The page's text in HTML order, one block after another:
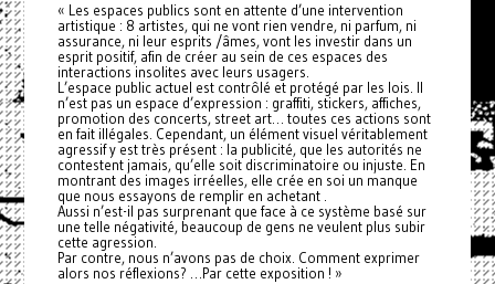
« Les espaces publics sont en attente d’une intervention
artistique : 8 artistes, qui ne vont rien vendre, ni parfum, ni
assurance, ni leur esprits /âmes, vont les investir dans un
esprit positif, afin de créer au sein de ces espaces des
interactions insolites avec leurs usagers.
L’espace public actuel est contrôlé et protégé par les lois. Il
n’est pas un espace d’expression : graffiti, stickers, affiches,
promotion des concerts, street art… toutes ces actions sont
en fait illégales. Cependant, un élément visuel véritablement
agressif y est très présent : la publicité, que les autorités ne
contestent jamais, qu’elle soit discriminatoire ou injuste. En
montrant des images irréelles, elle crée en soi un manque
que nous essayons de remplir en achetant .
Aussi n’est-il pas surprenant que face à ce système basé sur
une telle négativité, beaucoup de gens ne veulent plus subir
cette agression.
Par contre, nous n’avons pas de choix. Comment exprimer
alors nos réflexions? …Par cette exposition ! »